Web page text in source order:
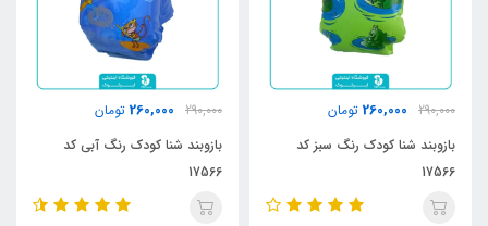
290,000
260,000 تومان
بازوبند شنا کودک رنگ سبز کد
17566
290,000
260,000 تومان
بازوبند شنا کودک رنگ آبی کد
17566